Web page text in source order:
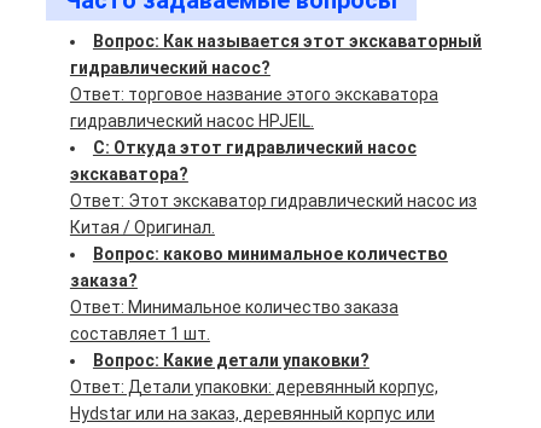
Вопрос: Как называется этот экскаваторный
гидравлический насос?
Ответ: торговое название этого экскаватора
гидравлический насос HPJEIL.
С: Откуда этот гидравлический насос
экскаватора?
Ответ: Этот экскаватор гидравлический насос из
Китая / Оригинал.
Вопрос: каково минимальное количество
заказа?
Ответ: Минимальное количество заказа
составляет 1 шт.
Вопрос: Какие детали упаковки?
Ответ: Детали упаковки: деревянный корпус,
Hydstar или на заказ, деревянный корпус или